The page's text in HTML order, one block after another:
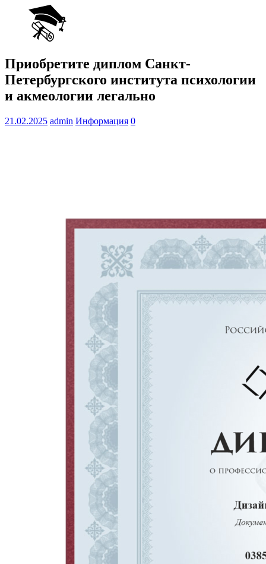
Приобретите диплом Санкт-
Петербургского института психологии
и акмеологии легально
21.02.2025 admin Информация 0